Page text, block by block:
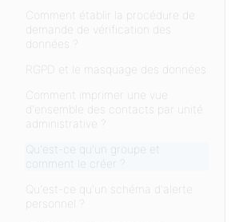
Comment établir la procédure de
demande de vérification des
données ?
RGPD et le masquage des données
Comment imprimer une vue
d'ensemble des contacts par unité
administrative ?
Qu'est-ce qu'un groupe et
comment le créer ?
Qu'est-ce qu'un schéma d'alerte
personnel ?